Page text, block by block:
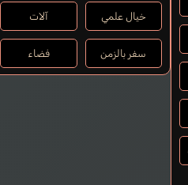
خيال علمي آلات
سفر بالزمن فضاء